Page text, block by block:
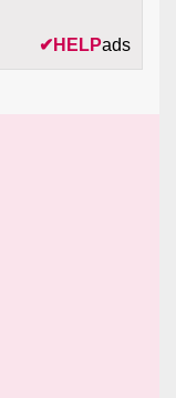
✔ HELPads